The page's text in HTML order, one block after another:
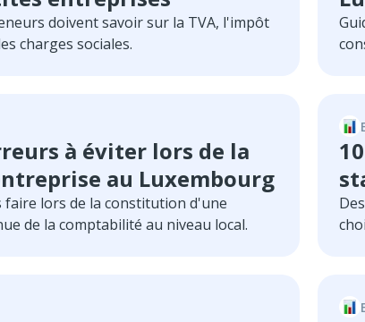
régissant les coûts lors de la
et au cours des opérations
doivent savoir sur la TVA, l'impôt
charges sociales.
à éviter lors de la
au Luxembourg
faire lors de la constitution d'une
de la comptabilité au niveau local.